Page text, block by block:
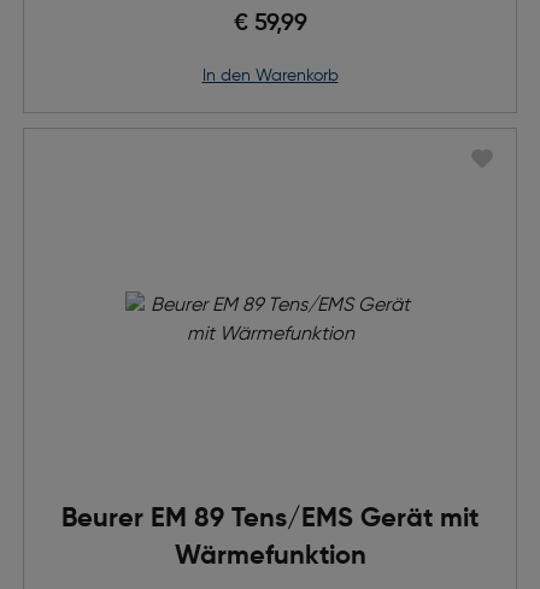
€ 59,99
in den Warenkorb
Beurer EM 89 Tens/EMS Gerät mit
Wärmefunktion